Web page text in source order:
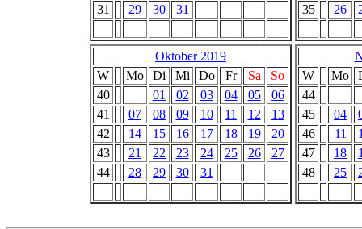
31
29 30 31
35
26
Oktober 2019
W
Mo Di Mi Do Fr Sa
So
40
01 02 03 04 05
06
41
07 08 09 10 11 12
13
42
14 15 16 17 18 19
20
43
21 22 23 24 25 26
27
44
28 29 30 31
W
Mo
44
45
04
46
11
47
18
48
25